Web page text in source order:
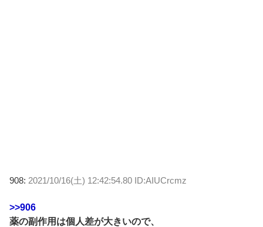
908: 2021/10/16(土) 12:42:54.80 ID:AIUCrcmz
>>906
薬の副作用は個人差が大きいので、